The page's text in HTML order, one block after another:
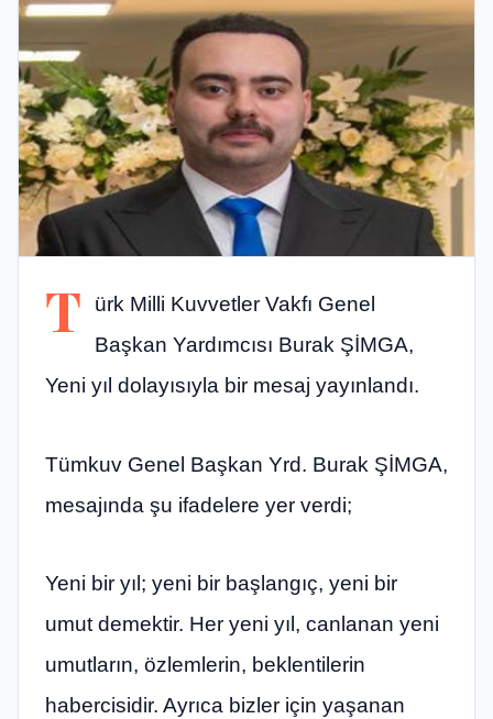
T
ürk Milli Kuvvetler Vakfı Genel
Başkan Yardımcısı Burak ŞİMGA,
Yeni yıl dolayısıyla bir mesaj yayınlandı.
Tümkuv Genel Başkan Yrd. Burak ŞİMGA,
mesajında şu ifadelere yer verdi;
Yeni bir yıl; yeni bir başlangıç, yeni bir
umut demektir. Her yeni yıl, canlanan yeni
umutların, özlemlerin, beklentilerin
habercisidir. Ayrıca bizler için yaşanan